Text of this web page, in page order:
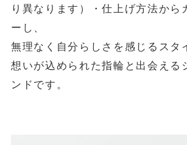
り異なります）・仕上げ方法から
ーし、
無理なく自分らしさを感じるスタ
想いが込められた指輪と出会える
ンドです。